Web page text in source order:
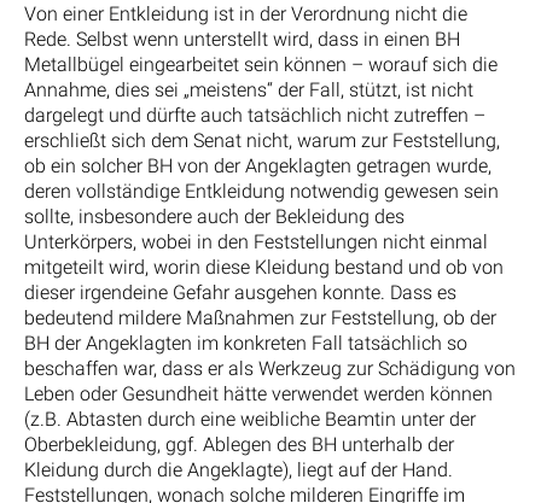
Von einer Entkleidung ist in der Verordnung nicht die
Rede. Selbst wenn unterstellt wird, dass in einen BH
Metallbügel eingearbeitet sein können – worauf sich die
Annahme, dies sei „meistens“ der Fall, stützt, ist nicht
dargelegt und dürfte auch tatsächlich nicht zutreffen –
erschließt sich dem Senat nicht, warum zur Feststellung,
ob ein solcher BH von der Angeklagten getragen wurde,
deren vollständige Entkleidung notwendig gewesen sein
sollte, insbesondere auch der Bekleidung des
Unterkörpers, wobei in den Feststellungen nicht einmal
mitgeteilt wird, worin diese Kleidung bestand und ob von
dieser irgendeine Gefahr ausgehen konnte. Dass es
bedeutend mildere Maßnahmen zur Feststellung, ob der
BH der Angeklagten im konkreten Fall tatsächlich so
beschaffen war, dass er als Werkzeug zur Schädigung von
Leben oder Gesundheit hätte verwendet werden können
(z.B. Abtasten durch eine weibliche Beamtin unter der
Oberbekleidung, ggf. Ablegen des BH unterhalb der
Kleidung durch die Angeklagte), liegt auf der Hand.
Feststellungen, wonach solche milderen Eingriffe im